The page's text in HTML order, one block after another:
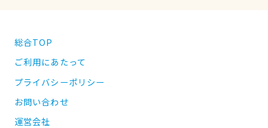
総合TOP
ご利用にあたって
プライバシーポリシー
お問い合わせ
運営会社